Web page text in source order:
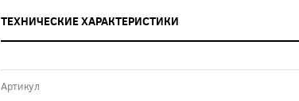
ТЕХНИЧЕСКИЕ ХАРАКТЕРИСТИКИ
Артикул